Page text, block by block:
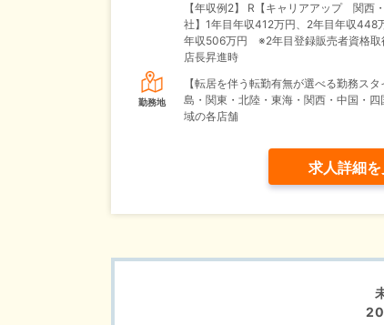
【年収例2】
R【キャリアアップ 関西
社】1年目年収412万円、2年目年収448
年収506万円 ※2年目登録販売者資格取
店長昇進時
勤務地
【転居を伴う転勤有無が選べる勤務ス
島・関東・北陸・東海・関西・中国・四
域の各店舗
求人詳細
20